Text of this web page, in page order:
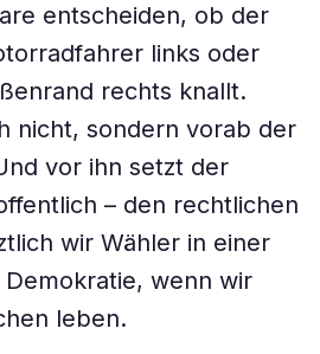
entscheiden, ob der
links oder
rechts knallt.
nicht, sondern vorab der
vor ihn setzt der
– den rechtlichen
wir Wähler in einer
wenn wir
leben.